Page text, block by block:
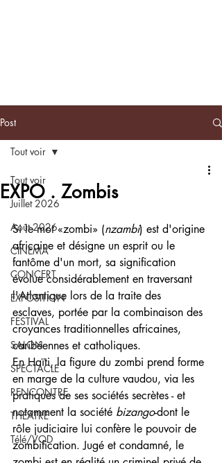
Post
Tout voir
Juillet 2026
Août 2026
CINEMA
CONCERT
EXPOSITION
FESTIVAL
SALON
SPECTACLE
RENCONTRE
THEATRE
Télé/VOD
Tout voir
EXPO . Zombis
Si le mot «zombi» (nzambi) est d'origine
africaine et désigne un esprit ou le
fantôme d'un mort, sa signification
évolue considérablement en traversant
l'Atlantique lors de la traite des
esclaves, portée par la combinaison des
croyances traditionnelles africaines,
caribéennes et catholiques.
En Haïti, la figure du zombi prend forme
en marge de la culture vaudou, via les
pratiques de ses sociétés secrètes - et
notamment la société bizango-dont le
rôle judiciaire lui confère le pouvoir de
zombification. Jugé et condamné, le